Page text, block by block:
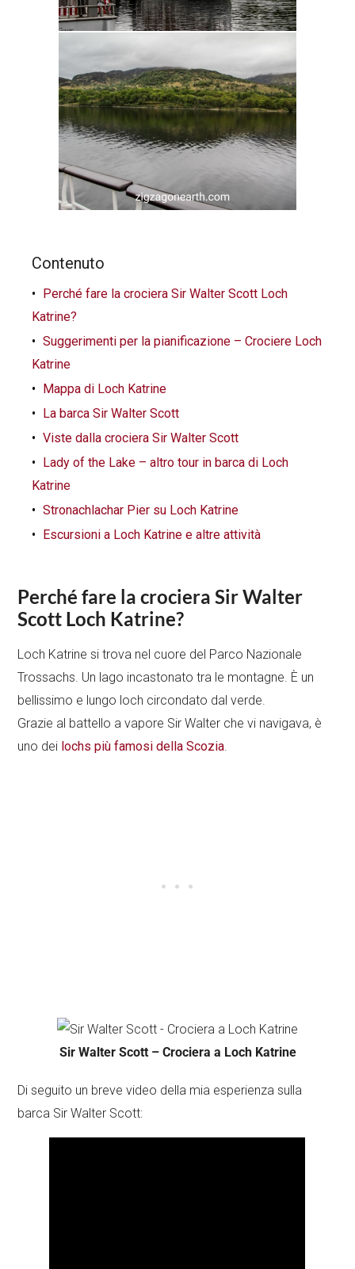
Contenuto
Perché fare la crociera Sir Walter Scott Loch
Katrine?
Suggerimenti per la pianificazione – Crociere Loch
Katrine
Mappa di Loch Katrine
La barca Sir Walter Scott
Viste dalla crociera Sir Walter Scott
Lady of the Lake – altro tour in barca di Loch
Katrine
Stronachlachar Pier su Loch Katrine
Escursioni a Loch Katrine e altre attività
Perché fare la crociera Sir Walter
Scott Loch Katrine?
Loch Katrine si trova nel cuore del Parco Nazionale
Trossachs. Un lago incastonato tra le montagne. È un
bellissimo e lungo loch circondato dal verde.
Grazie al battello a vapore Sir Walter che vi navigava, è
uno dei lochs più famosi della Scozia
Sir Walter Scott – Crociera a Loch Katrine
Di seguito un breve video della mia esperienza sulla
barca Sir Walter Scott: